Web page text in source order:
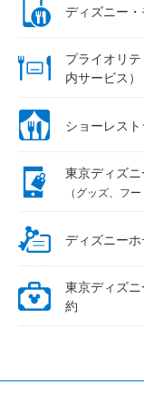
ディズニー
プライオリ
内サービス）
ショーレス
東京ディズ
（グッズ、フ
ディズニー
東京ディズ
約